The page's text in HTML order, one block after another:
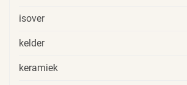
isover
kelder
keramiek